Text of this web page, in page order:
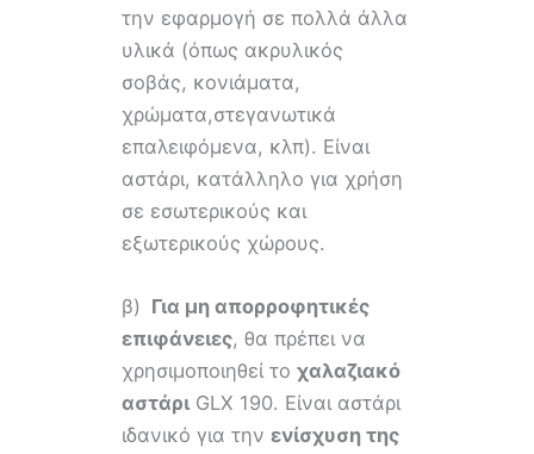
την εφαρμογή σε πολλά άλλα
υλικά (όπως ακρυλικός
σοβάς, κονιάματα,
χρώματα,στεγανωτικά
επαλειφόμενα, κλπ). Είναι
αστάρι, κατάλληλο για χρήση
σε εσωτερικούς και
εξωτερικούς χώρους.
β) Για μη απορροφητικές
επιφάνειες, θα πρέπει να
χρησιμοποιηθεί τοχαλαζιακό
αστάρι GLX 190. Είναι αστάρι
ιδανικό για τηνενίσχυση της